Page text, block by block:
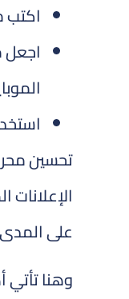
اكتب
تحسين
الإعلانات
على المدى
وهنا